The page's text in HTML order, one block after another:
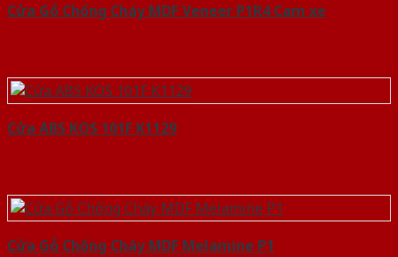
Cửa Gỗ Chống Cháy MDF Veneer P1R4 Cam xe
Cửa ABS KOS 101F K1129
Cửa Gỗ Chống Cháy MDF Melamine P1